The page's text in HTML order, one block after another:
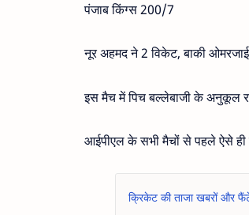
पंजाब किंग्स 200/7
नूर अहमद ने 2 विकेट, बाकी
इस मैच में पिच बल्लेबाजी के अनुकूल
आईपीएल के सभी मैचों से पहले ऐसे ही
क्रिकेट की ताजा खबरों और